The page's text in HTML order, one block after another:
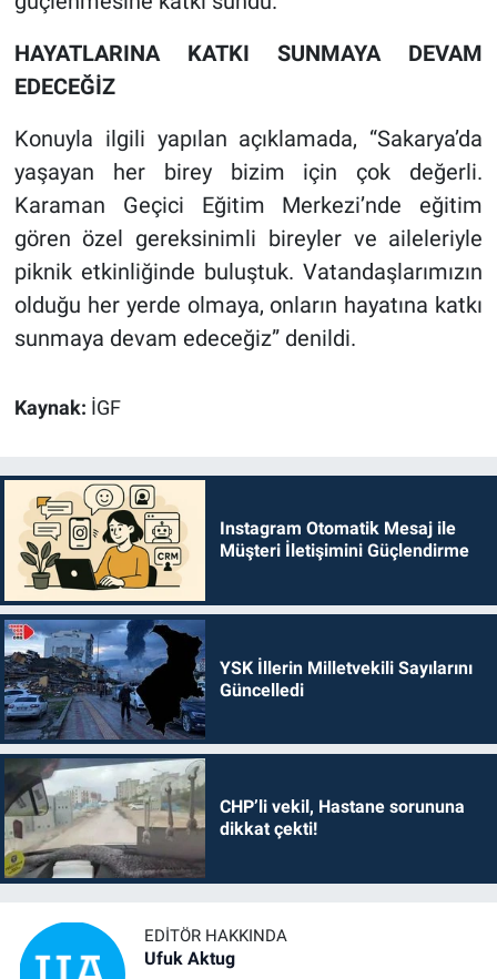
HAYATLARINA KATKI SUNMAYA DEVAM
EDECEĞİZ
Konuyla ilgili yapılan açıklamada, “Sakarya’da
yaşayan her birey bizim için çok değerli.
Karaman Geçici Eğitim Merkezi’nde eğitim
gören özel gereksinimli bireyler ve aileleriyle
piknik etkinliğinde buluştuk. Vatandaşlarımızın
olduğu her yerde olmaya, onların hayatına katkı
sunmaya devam edeceğiz” denildi.
Kaynak: İGF
Instagram Otomatik Mesaj ile
Müşteri İletişimini Güçlendirme
YSK İllerin Milletvekili Sayılarını
Güncelledi
CHP’li vekil, Hastane sorununa
dikkat çekti!
EDITÖR HAKKINDA
Ufuk Aktug